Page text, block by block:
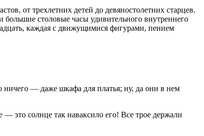
от трехлетних детей до девяностолетних старцев.
большие столовые часы удивительного внутреннего
каждая с движущимися фигурами, пением
— даже шкафа для платья; ну, да они в нем
это солнце так наваксило его! Все трое держали